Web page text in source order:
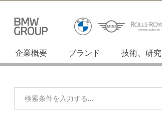
企業概要 ブランド 技術、研
検索条件を入力する...